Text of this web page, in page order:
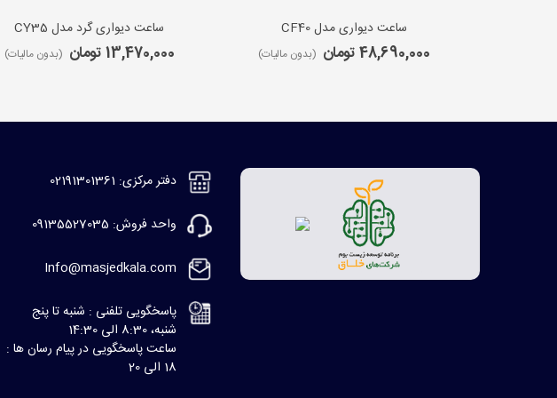
ساعت دیواری مدل CF40
48,690,000 تومان (بدون مالیات)
ساعت دیواری گرد مدل CY35
13,470,000 تومان (بدون مالیات)
دفتر مرکزی: 02191301361
واحد فروش: 09135527035
Info@masjedkala.com
پاسخگویی تلفنی : شنبه تا پنج
شنبه، 8:30 الی 14:30
ساعت پاسخگویی در پیام رسان ها :
18 الی 20